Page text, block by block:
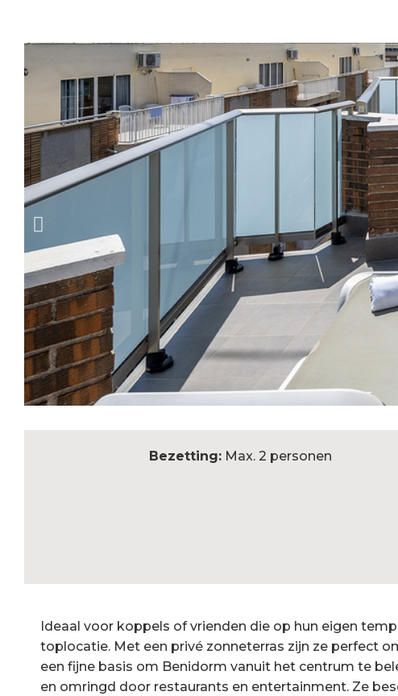
Bezetting: Max. 2 personen
Ideaal voor koppels of vrienden die op hun eigen
toplocatie. Met een privé zonneterras zijn ze perfect
een fijne basis om Benidorm vanuit het centrum te
en omringd door restaurants en entertainment. Ze